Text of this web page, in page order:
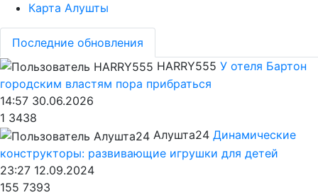
Карта Алушты
Последние обновления
HARRY555 У отеля Бартон
городским властям пора прибраться
14:57 30.06.2026
1 3438
Алушта24 Динамические
конструкторы: развивающие игрушки для детей
23:27 12.09.2024
155 7393